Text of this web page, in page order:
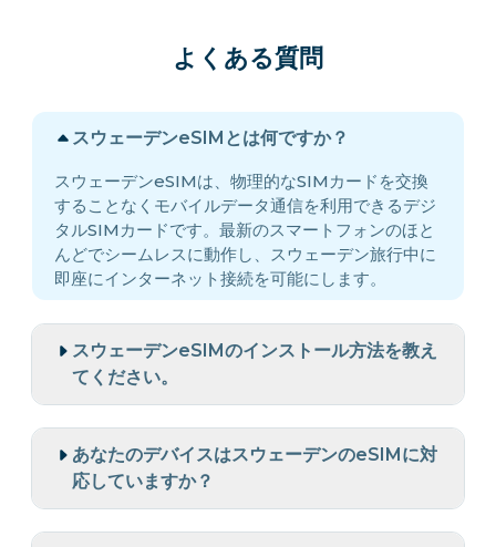
よくある質問
スウェーデンeSIMとは何ですか？
スウェーデンeSIMは、物理的なSIMカードを交換
することなくモバイルデータ通信を利用できるデジ
タルSIMカードです。最新のスマートフォンのほと
んどでシームレスに動作し、スウェーデン旅行中に
即座にインターネット接続を可能にします。
スウェーデンeSIMのインストール方法を教え
てください。
あなたのデバイスはスウェーデンのeSIMに対
応していますか？